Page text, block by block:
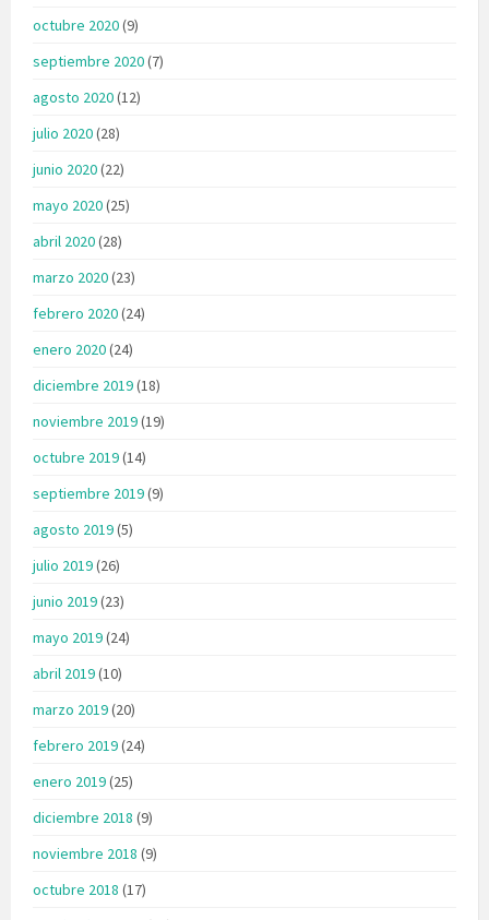
octubre 2020(9)
septiembre 2020(7)
agosto 2020(12)
julio 2020(28)
junio 2020(22)
mayo 2020(25)
abril 2020(28)
marzo 2020(23)
febrero 2020(24)
enero 2020(24)
diciembre 2019(18)
noviembre 2019(19)
octubre 2019(14)
septiembre 2019(9)
agosto 2019(5)
julio 2019(26)
junio 2019(23)
mayo 2019(24)
abril 2019(10)
marzo 2019(20)
febrero 2019(24)
enero 2019(25)
diciembre 2018 (9)
noviembre 2018 (9)
octubre 2018 (17)